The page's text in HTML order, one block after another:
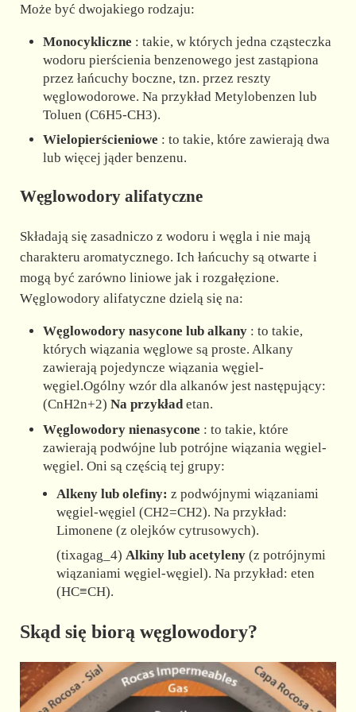
Może być dwojakiego rodzaju:
Monocykliczne : takie, w których jedna cząsteczka
wodoru pierścienia benzenowego jest zastąpiona
przez łańcuchy boczne, tzn. przez reszty
węglowodorowe. Na przykład Metylobenzen lub
Toluen (C6H5-CH3).
Wielopierścieniowe : to takie, które zawierają dwa
lub więcej jąder benzenu.
Węglowodory alifatyczne
Składają się zasadniczo z wodoru i węgla i nie mają
charakteru aromatycznego. Ich łańcuchy są otwarte i
mogą być zarówno liniowe jak i rozgałęzione.
Węglowodory alifatyczne dzielą się na:
Węglowodory nasycone lub alkany : to takie,
których wiązania węglowe są proste. Alkany
zawierają pojedyncze wiązania węgiel-
węgiel.Ogólny wzór dla alkanów jest następujący:
(CnH2n+2)Na przykładetan.
Węglowodory nienasycone : to takie, które
zawierają podwójne lub potrójne wiązania węgiel-
węgiel. Oni są częścią tej grupy:
Alkeny lub olefiny: z podwójnymi wiązaniami
węgiel-węgiel (CH2=CH2). Na przykład:
Limonene (z olejków cytrusowych).
(tixagag_4) Alkiny lub acetyleny(z potrójnymi
wiązaniami węgiel-węgiel). Na przykład: eten
(HC≡CH).
Skąd się biorą węglowodory?